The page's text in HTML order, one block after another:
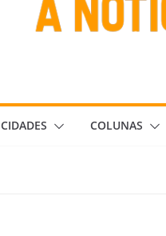
CIDADES COLUNAS